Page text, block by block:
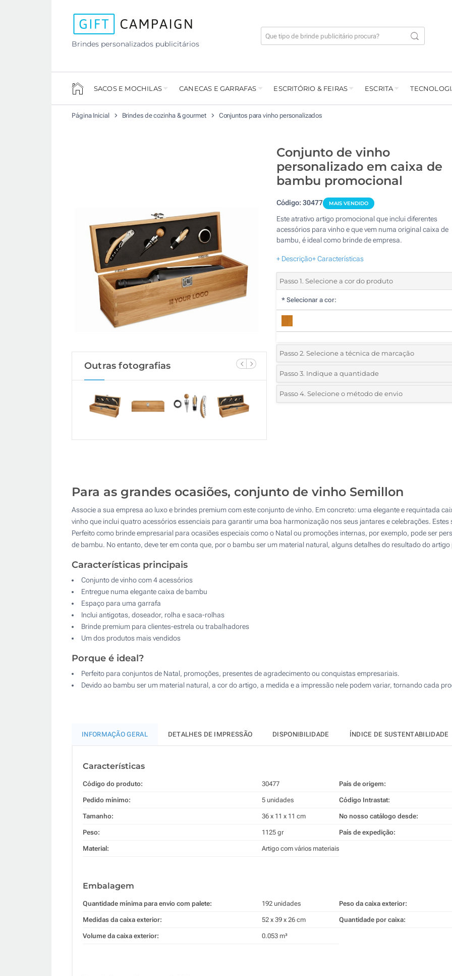
Brindes personalizados publicitários
SACOS E MOCHILAS CANECAS E GARRAFAS ESCRITÓRIO & FEIRAS ESCRITA
Página Inicial Brindes de cozinha & gourmet Conjuntos para vinho personalizados
Outras fotografias
Conjunto de vinho
personalizado em caixa de
bambu promocional
Código:30477 MAIS VENDIDO
Este atrativo artigo promocional que inclui diferentes
acessórios para vinho e que vem numa original caixa de
bambu, é ideal como brinde de empresa.
+ Descrição+ Características
Passo 1. Selecione a cor do produto
* Selecionar a cor:
Passo 2. Selecione a técnica de marcação
*Selecione o tipo de marcação e as cores do logotipo:
1 Cor (Na caixa)
Passo 3. Indique a quantidade
*Quantidade mínima:5
50
100
Outra : Atualizar
Passo 4. Selecione o método de envio
Para as grandes ocasiões, conjunto de vinho Semillon
Associe a sua empresa ao luxo e brindes premium com este conjunto de vinho. Em concreto: uma elegante e requintada
vinho que inclui quatro acessórios essenciais para garantir uma boa harmonização nos seus jantares e celebrações.
Perfeito como brinde empresarial para ocasiões especiais como o Natal ou promoções internas, por exemplo, pode ser
de bambu. No entanto, deve ter em conta que, por o bambu ser um material natural, alguns detalhes do resultado do artigo
Características principais
Conjunto de vinho com 4 acessórios
Entregue numa elegante caixa de bambu
Espaço para uma garrafa
Inclui antigotas, doseador, rolha e saca-rolhas
Brinde premium para clientes-estrela ou trabalhadores
Um dos produtos mais vendidos
Porque é ideal?
Perfeito para conjuntos de Natal, promoções, presentes de agradecimento ou conquistas empresariais.
Devido ao bambu ser um material natural, a cor do artigo, a medida e a impressão nele podem variar, tornando cada
INFORMAÇÃO GERAL DETALHES DE IMPRESSÃO DISPONIBILIDADE ÍNDICE DE SUSTENTABILIDADE
Características
Código do produto: 30477
Pedido mínimo: 5 unidades
Tamanho: 36 x 11 x 11 cm
Peso: 1125 gr
Material: Artigo com vários materiais
País de origem:
Código Intrastat:
No nosso catálogo desde:
País de expedição:
Embalagem
Quantidade mínima para envio com palete: 192 unidades
Medidas da caixa exterior: 52 x 39 x 26 cm
Volume da caixa exterior: 0.053 m³
Peso da caixa exterior:
Quantidade por caixa: